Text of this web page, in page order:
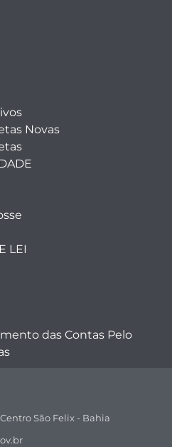
Novas
LEI
das Contas Pelo
São Felix - Bahia